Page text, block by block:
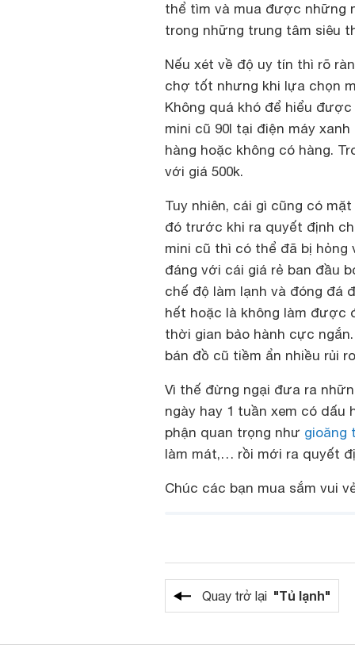
thể tìm và mua được những
trong những trung tâm siêu
Nếu xét về độ uy tín thì rõ
chợ tốt nhưng khi lựa chọn
Không quá khó để hiểu
mini cũ 90l tại điện máy
hàng hoặc không có hàng.
với giá 500k.
Tuy nhiên, cái gì cũng có
đó trước khi ra quyết định
mini cũ thì có thể đã bị hỏng
đáng với cái giá rẻ ban đầu
chế độ làm lạnh và đóng đá
hết hoặc là không làm được
thời gian bảo hành cực
bán đồ cũ tiềm ẩn nhiều rủi
Vì thế đừng ngại đưa ra
ngày hay 1 tuần xem có dấu
phận quan trọng như gioăng
làm mát,… rồi mới ra quyết
Chúc các bạn mua sắm vui
Quay trở lại "Tủ lạnh"